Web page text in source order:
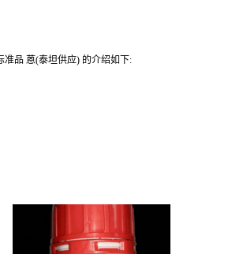
准品 蒽(泰坦供应) 的介绍如下: